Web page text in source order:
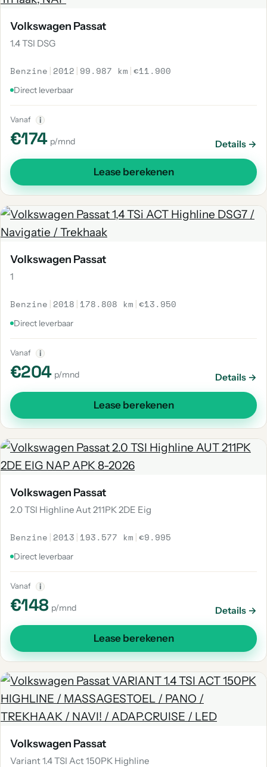
Volkswagen Passat
1.4 TSI DSG
Benzine | 2012 | 99.987 km |€11.900
Direct leverbaar
Vanaf i
€174 p/mnd Details →
Lease berekenen
Volkswagen Passat
1
Benzine | 2018 | 178.808 km |€13.950
Direct leverbaar
Vanaf i
€204 p/mnd Details →
Lease berekenen
Volkswagen Passat
2.0 TSI Highline Aut 211PK 2DE Eig
Benzine | 2013 | 193.577 km |€9.995
Direct leverbaar
Vanaf i
€148 p/mnd Details →
Lease berekenen
Volkswagen Passat
Variant 1.4 TSI Act 150PK Highline